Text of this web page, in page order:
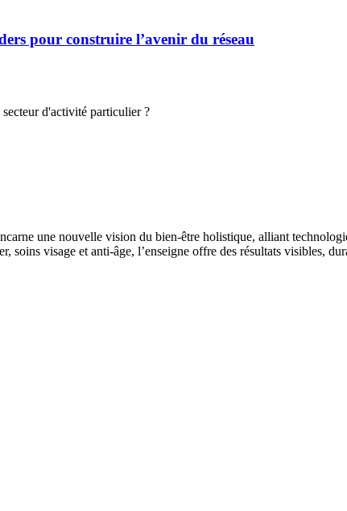
pour construire l’avenir du réseau
d'activité particulier ?
une nouvelle vision du bien-être holistique, alliant
soins visage et anti-âge, l’enseigne offre des résultats visibles,